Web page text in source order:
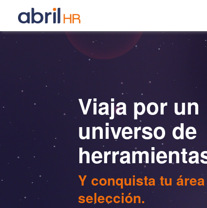
Viaja por un
universo de
Y conquista tu
selección.